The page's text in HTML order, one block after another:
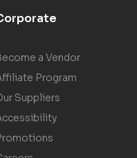
a Vendor
Program
Suppliers